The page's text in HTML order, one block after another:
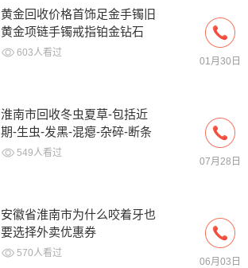
黄金回收价格首饰足金手镯旧
黄金项链手镯戒指铂金钻石
603人看过
01月30日
淮南市回收冬虫夏草-包括近
期-生虫-发黑-混瘪-杂碎-断条
草 549人看过
07月28日
安徽省淮南市为什么咬着牙也
要选择外卖优惠券
570人看过
06月03日